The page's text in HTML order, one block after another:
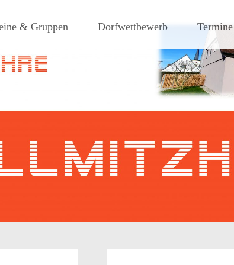
südlichen Steigerwaldes
& Gruppen Dorfwettbewerb Termine